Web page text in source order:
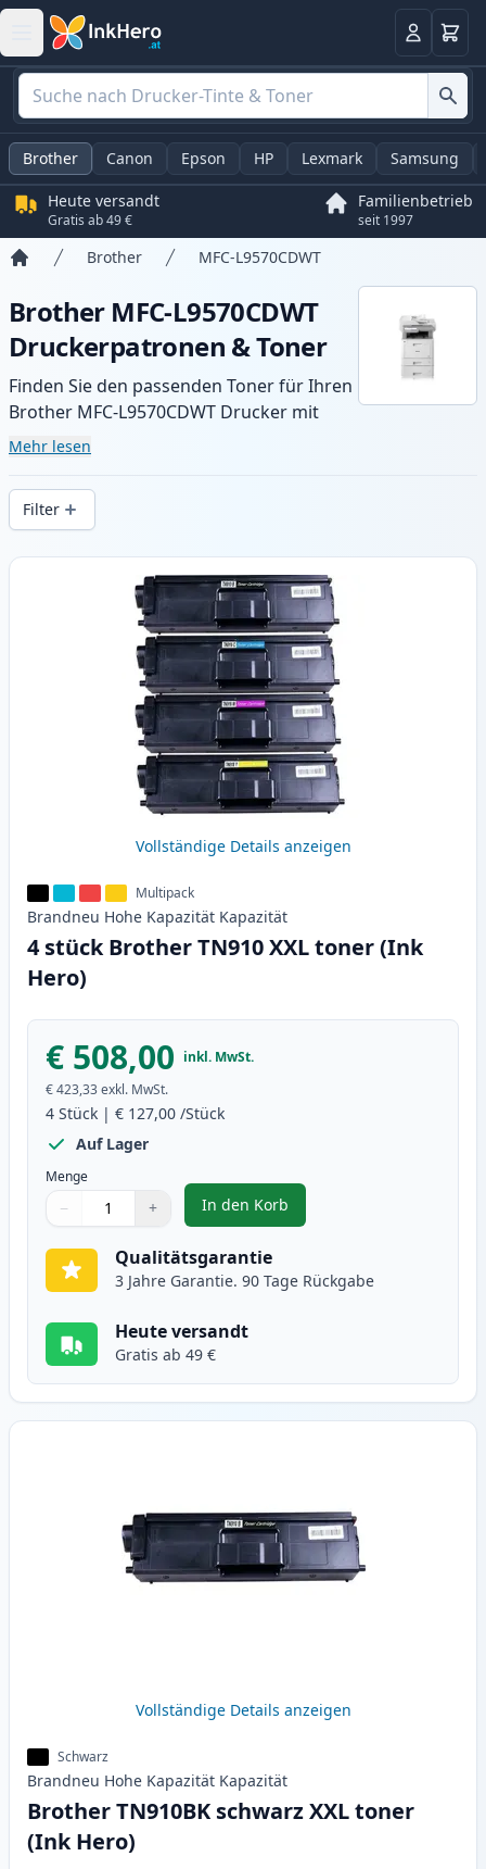
Anmelden
Brother Canon Epson HP Lexmark Samsung
Heute versandt
Gratis ab 49 €
Familienbetrieb
seit 1997
Brother MFC-L9570CDWT
Brother MFC-L9570CDWT
Druckerpatronen & Toner
Finden Sie den passenden Toner für Ihren
Brother MFC-L9570CDWT Drucker mit
unserer Auswahl an kompatiblen und XL-
gleichbleibender Druckqualität und
schnellem Versand aus lokalem Lager in .
Mehr lesen
Filter
Produkte
Vollständige Details anzeigen
Multipack
Brandneu Hohe Kapazität Kapazität
4 stück Brother TN910 XXL toner (Ink
Hero)
€ 508,00 inkl. MwSt.
€ 423,33exkl. MwSt.
4 Stück | € 127,00 /Stück
Auf Lager
Menge
Verwenden Sie die Tasten, um anzupassen
− +
1
In den Korb
, 4 stück Brother TN910 XXL
Qualitätsgarantie
3 Jahre Garantie. 90 Tage Rückgabe
Heute versandt
Gratis ab 49 €
Vollständige Details anzeigen
Schwarz
Brandneu Hohe Kapazität Kapazität
Brother TN910BK schwarz XXL toner
(Ink Hero)